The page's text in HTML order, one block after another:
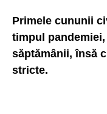
Primele cununii
timpul
săptămânii, însă
stricte.